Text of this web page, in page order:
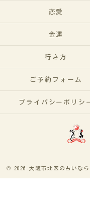
恋愛
金運
行き方
ご予約フォーム
プライバシーポリシ
© 2026 大阪市北区の占いなら